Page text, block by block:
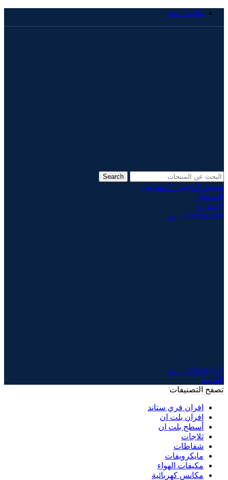
تواصل معنا
Search
تسجيل الدخول / التسجيل
المفضلة
0 مقارنة
0
items
0.00 ر.س
0
items
0.00 ر.س
القائمة
تصفح التصنيفات
افران فري ستاند
افران بلت ان
أسطح بلت ان
ثلاجات
شفاطات
مايكرويفات
مكيفات الهواء
مكانس كهربائية